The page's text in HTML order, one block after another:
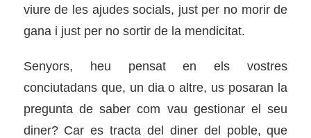
viure de les ajudes socials, just per no morir de
gana i just per no sortir de la mendicitat.
Senyors, heu pensat en els vostres
conciutadans que, un dia o altre, us posaran la
pregunta de saber com vau gestionar el seu
diner? Car es tracta del diner del poble, que